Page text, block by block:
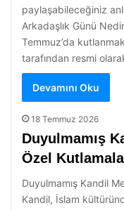
paylaşabileceğiniz
Arkadaşlık Günü
Temmuz’da
tarafından resmi
Devamını Oku
18 Temmuz 2026
Duyulmamış
Özel
Duyulmamış Kandil
Kandil, İslam